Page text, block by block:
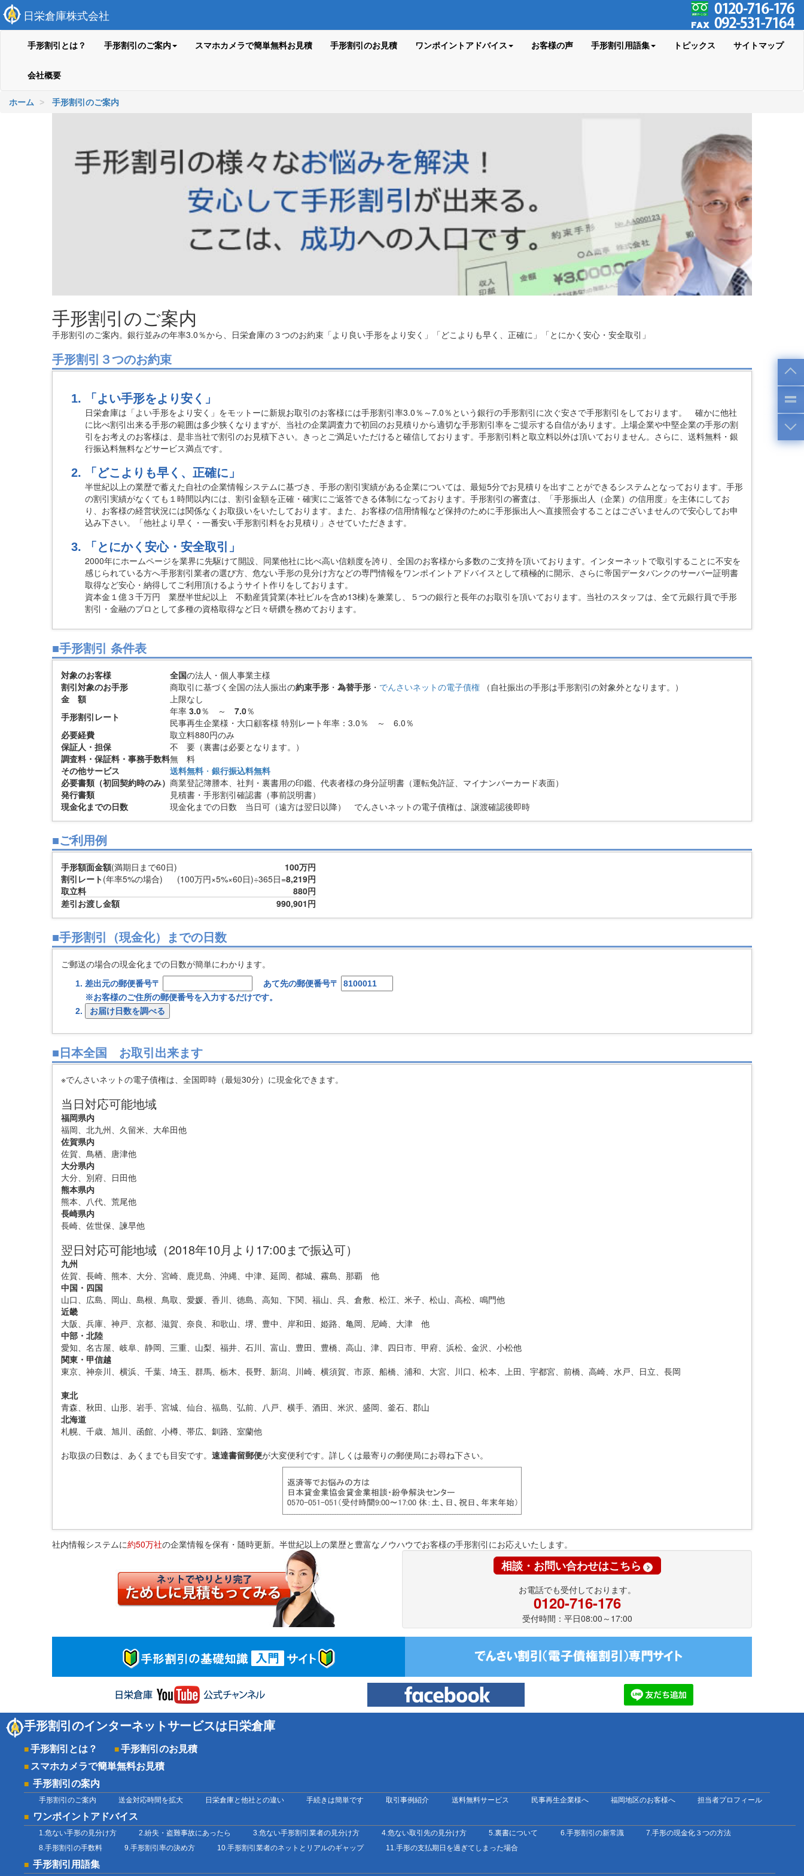
日栄倉庫株式会社
手形割引とは？ 手形割引のご案内 スマホカメラで簡単無料お見積 手形割引のお見積 ワンポイントアドバイス お客様の声 手形割引用語集 トピックス サイトマップ
会社概要
ホーム 手形割引のご案内
手形割引のご案内
手形割引のご案内。銀行並みの年率3.0％から、日栄倉庫の３つのお約束「より良い手形をより安く」「どこよりも早く、正確に」「とにかく安心・安全取引」
手形割引３つのお約束
「よい手形をより安く」
日栄倉庫は「よい手形をより安く」をモットーに新規お取引のお客様には手形割引率3.0％～7.0％という銀行の手形割引に次ぐ安さで手形割引をしております。 確かに他社
に比べ割引出来る手形の範囲は多少狭くなりますが、当社の企業調査力で初回のお見積りから適切な手形割引率をご提示する自信があります。上場企業や中堅企業の手形の割
引をお考えのお客様は、是非当社で割引のお見積下さい。きっとご満足いただけると確信しております。手形割引料と取立料以外は頂いておりません。さらに、送料無料・銀
行振込料無料などサービス満点です。
「どこよりも早く、正確に」
半世紀以上の業歴で蓄えた自社の企業情報システムに基づき、手形の割引実績がある企業については、最短5分でお見積りを出すことができるシステムとなっております。手形
の割引実績がなくても１時間以内には、割引金額を正確・確実にご返答できる体制になっております。手形割引の審査は、「手形振出人（企業）の信用度」を主体にしてお
り、お客様の経営状況には関係なくお取扱いをいたしております。また、お客様の信用情報など保持のために手形振出人へ直接照会することはございませんので安心してお申
込み下さい。「他社より早く・一番安い手形割引料をお見積り」させていただきます。
「とにかく安心・安全取引」
2000年にホームページを業界に先駆けて開設、同業他社に比べ高い信頼度を誇り、全国のお客様から多数のご支持を頂いております。インターネットで取引することに不安を
感じられている方へ手形割引業者の選び方、危ない手形の見分け方などの専門情報をワンポイントアドバイスとして積極的に開示、さらに帝国データバンクのサーバー証明書
取得など安心・納得してご利用頂けるようサイト作りをしております。
資本金１億３千万円 業歴半世紀以上 不動産賃貸業(本社ビルを含め13棟)を兼業し、５つの銀行と長年のお取引を頂いております。当社のスタッフは、全て元銀行員で手形
割引・金融のプロとして多種の資格取得など日々研鑽を務めております。
■手形割引 条件表
対象のお客様 全国の法人・個人事業主様
割引対象のお手形
商取引に基づく全国の法人振出の約束手形 ・ 為替手形 ・ でんさいネットの電子債権 （自社振出の手形は手形割引の対象外となります。）
金 額
上限なし
手形割引レート
年率 3.0％ ～ 7.0％
民事再生企業様・大口顧客様 特別レート年率：3.0％ ～ 6.0％
必要経費
取立料880円のみ
保証人・担保
不 要（裏書は必要となります。）
調査料・保証料・事務手数料無 料
その他サービス
送料無料 ・ 銀行振込料無料
必要書類（初回契約時のみ） 商業登記簿謄本、社判・裏書用の印鑑、代表者様の身分証明書（運転免許証、マイナンバーカード表面）
発行書類
見積書・手形割引確認書（事前説明書）
現金化までの日数
現金化までの日数 当日可（遠方は翌日以降） でんさいネットの電子債権は、譲渡確認後即時
■ご利用例
手形額面金額(満期日まで60日)
100万円
割引レート(年率5%の場合) (100万円×5%×60日)÷365日=8,219円
取立料
880円
差引お渡し金額
990,901円
■手形割引（現金化）までの日数
ご郵送の場合の現金化までの日数が簡単にわかります。
差出元の郵便番号〒 あて先の郵便番号〒
※お客様のご住所の郵便番号を入力するだけです。
■日本全国 お取引出来ます
※でんさいネットの電子債権は、全国即時（最短30分）に現金化できます。
当日対応可能地域
福岡県内
福岡、北九州、久留米、大牟田他
佐賀県内
佐賀、鳥栖、唐津他
大分県内
大分、別府、日田他
熊本県内
熊本、八代、荒尾他
長崎県内
長崎、佐世保、諫早他
翌日対応可能地域（2018年10月より17:00まで振込可）
九州
佐賀、長崎、熊本、大分、宮崎、鹿児島、沖縄、中津、延岡、都城、霧島、那覇 他
中国・四国
山口、広島、岡山、島根、鳥取、愛媛、香川、徳島、高知、下関、福山、呉、倉敷、松江、米子、松山、高松、鳴門他
近畿
大阪、兵庫、神戸、京都、滋賀、奈良、和歌山、堺、豊中、岸和田、姫路、亀岡、尼崎、大津 他
中部・北陸
愛知、名古屋、岐阜、静岡、三重、山梨、福井、石川、富山、豊田、豊橋、高山、津、四日市、甲府、浜松、金沢、小松他
関東・甲信越
東京、神奈川、横浜、千葉、埼玉、群馬、栃木、長野、新潟、川崎、横須賀、市原、船橋、浦和、大宮、川口、松本、上田、宇都宮、前橋、高崎、水戸、日立、長岡
東北
青森、秋田、山形、岩手、宮城、仙台、福島、弘前、八戸、横手、酒田、米沢、盛岡、釜石、郡山
北海道
札幌、千歳、旭川、函館、小樽、帯広、釧路、室蘭他
お取扱の日数は、あくまでも目安です。 速達書留郵便が大変便利です。詳しくは最寄りの郵便局にお尋ね下さい。
社内情報システムに約50万社の企業情報を保有・随時更新。半世紀以上の業歴と豊富なノウハウでお客様の手形割引にお応えいたします。
相談・お問い合わせはこちら
お電話でも受付しております。
0120-716-176
受付時間：平日08:00～17:00
手形割引のインターネットサービスは日栄倉庫
手形割引とは？
手形割引のお見積
スマホカメラで簡単無料お見積
手形割引の案内
手形割引のご案内 送金対応時間を拡大 日栄倉庫と他社との違い 手続きは簡単です 取引事例紹介 送料無料サービス 民事再生企業様へ 福岡地区のお客様へ 担当者プロフィール
ワンポイントアドバイス
1.危ない手形の見分け方 2.紛失・盗難事故にあったら 3.危ない手形割引業者の見分け方 4.危ない取引先の見分け方 5.裏書について 6.手形割引の新常識
7.手形の現金化３つの方法
8.手形割引の手数料
9.手形割引率の決め方 10.手形割引業者のネットとリアルのギャップ 11.手形の支払期日を過ぎてしまった場合
手形割引用語集